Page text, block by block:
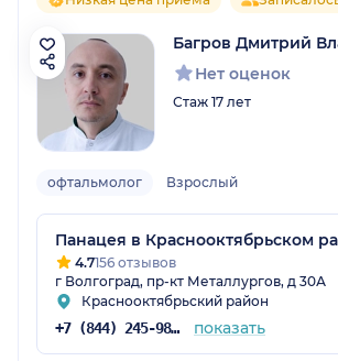
Багров Дмитрий
Нет оценок
Стаж 17 лет
офтальмолог Взрослый
Панацея в Краснооктябрьском
4.7156 отзывов
г Волгоград, пр-кт Металлургов, д 30А
Краснооктябрьский район
+7 (844) 245-98-04 показать